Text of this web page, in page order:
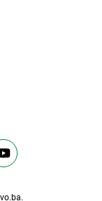
.